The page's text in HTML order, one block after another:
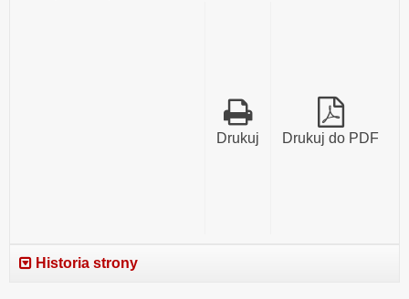
Drukuj do PDF
Drukuj
Historia strony